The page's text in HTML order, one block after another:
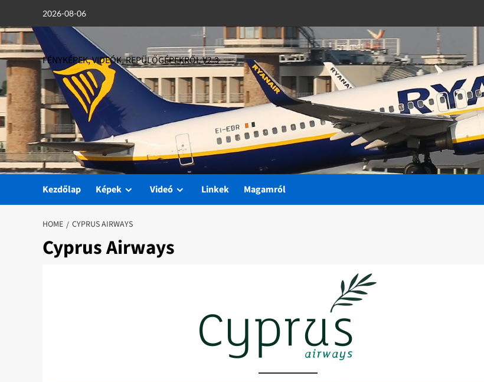
content
2026-08-06
FÉNYKÉPEK, VIDEÓK, REPÜLŐGÉPEKRŐL V2.3
Kezdőlap Képek Videó Linkek Magamról
HOME CYPRUS AIRWAYS
Cyprus Airways